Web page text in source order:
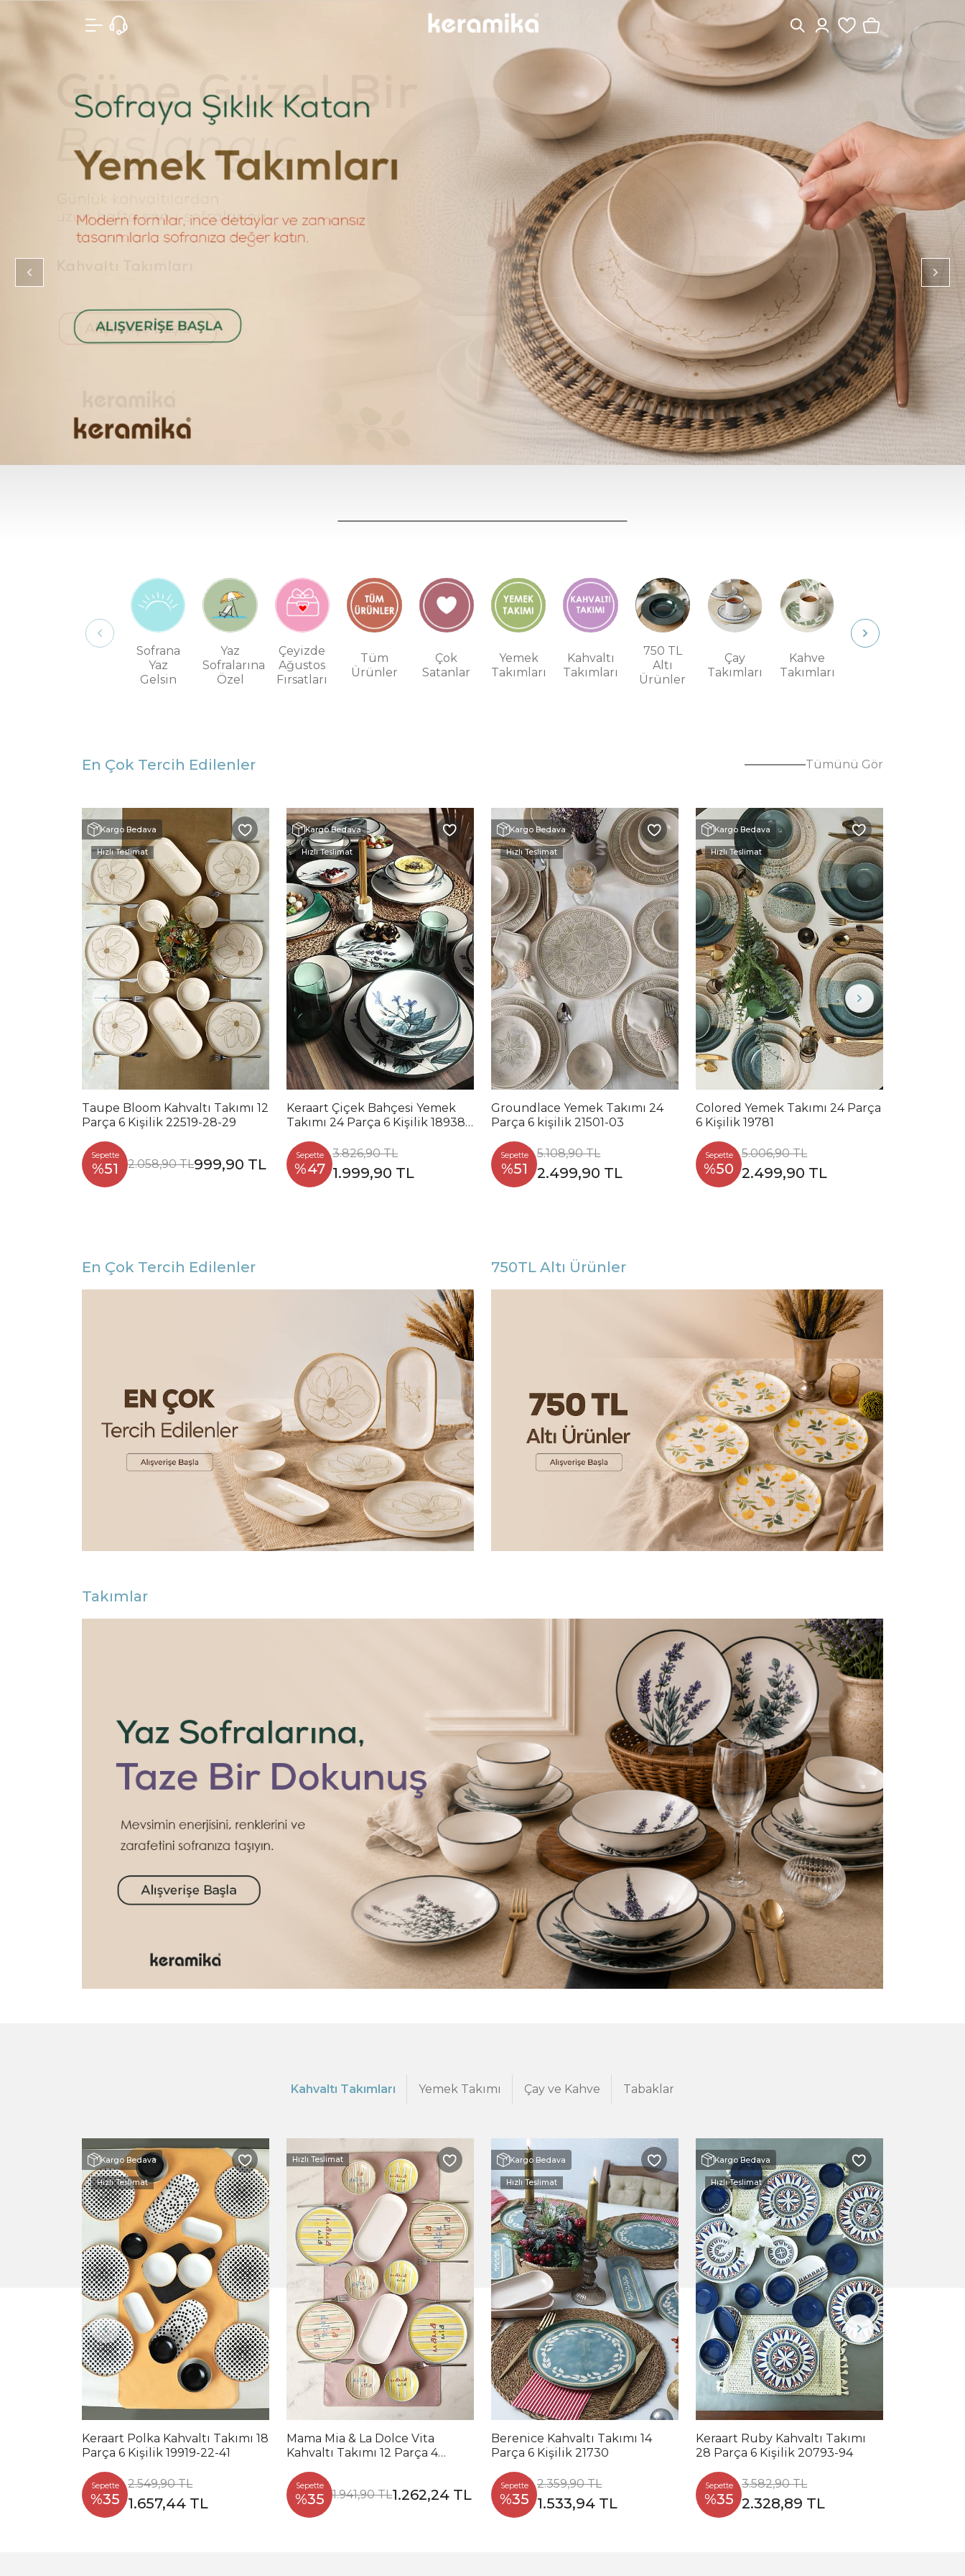
Sofrana
Yaz
Gelsin
Yaz
Sofralarına
Özel
Çeyizde
Ağustos
Fırsatları
Tüm
Ürünler
Çok
Satanlar
Yemek
Takımları
Kahvaltı
Takımları
750 TL
Altı
Ürünler
Çay
Takımları
Kahve
Takımları
En Çok Tercih Edilenler Tümünü Gör
Kargo Bedava
Hızlı Teslimat
Taupe Bloom Kahvaltı Takımı 12
Parça 6 Kişilik 22519-28-29
Sepette
%51 2.058,90 TL999,90 TL
Kargo Bedava
Hızlı Teslimat
Keraart Çiçek Bahçesi Yemek
Takımı 24 Parça 6 Kişilik 18938
Sepette
%47
3.826,90 TL
1.999,90 TL
Kargo Bedava
Hızlı Teslimat
Groundlace Yemek Takımı 24
Parça 6 kişilik 21501-03
Sepette
%51
5.108,90 TL
2.499,90 TL
Kargo Bedava
Hızlı Teslimat
Colored Yemek Takımı 24 Parça
6 Kişilik 19781
Sepette
%50
5.006,90 TL
2.499,90 TL
En Çok Tercih Edilenler 750TL Altı Ürünler
Takımlar
Kahvaltı Takımları Yemek Takımı Çay ve Kahve Tabaklar
Kargo Bedava
Hızlı Teslimat
Keraart Polka Kahvaltı Takımı 18
Parça 6 Kişilik 19919-22-41
Sepette
%35
2.549,90 TL
1.657,44 TL
Hızlı Teslimat
Mama Mia & La Dolce Vita
Kahvaltı Takımı 12 Parça 4
Sepette
%35 1.941,90 TL1.262,24 TL
Kargo Bedava
Hızlı Teslimat
Berenice Kahvaltı Takımı 14
Parça 6 Kişilik 21730
Sepette
%35
2.359,90 TL
1.533,94 TL
Kargo Bedava
Hızlı Teslimat
Keraart Ruby Kahvaltı Takımı
28 Parça 6 Kişilik 20793-94
Sepette
%35
3.582,90 TL
2.328,89 TL